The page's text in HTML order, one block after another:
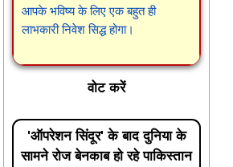
आपके भविष्य के लिए एक बहुत ही
लाभकारी निवेश सिद्ध होगा।
वोट करें
'ऑपरेशन सिंदूर' के बाद दुनिया के
सामने रोज बेनकाब हो रहे पाकिस्तान